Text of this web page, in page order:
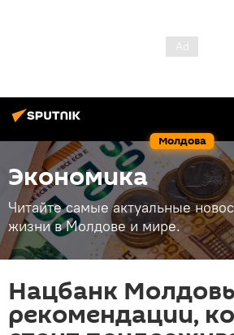
Молдова
Экономика
Читайте самые актуальные
жизни в Молдове и мире.
Нацбанк
рекомендации,